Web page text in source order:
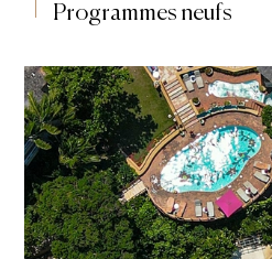
Programmes neufs